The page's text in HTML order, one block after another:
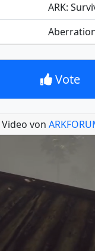
ARK:
Vote
von